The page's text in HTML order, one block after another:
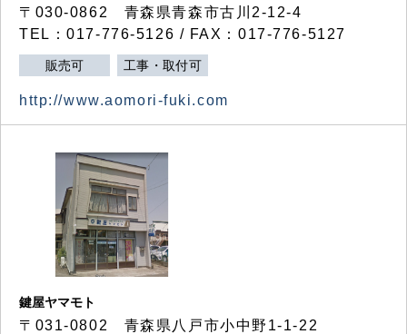
〒030-0862 青森県青森市古川2-12-4
TEL：017-776-5126 / FAX：017-776-5127
販売可 工事・取付可
http://www.aomori-fuki.com
鍵屋ヤマモト
〒031-0802 青森県八戸市小中野1-1-22